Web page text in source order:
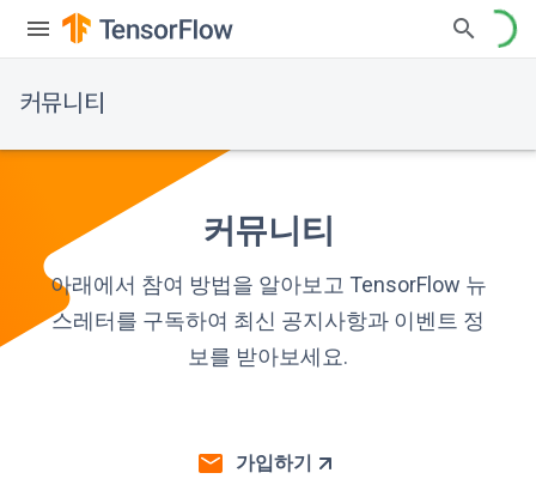
커뮤니티
커뮤니티
아래에서 참여 방법을 알아보고 TensorFlow 뉴
스레터를 구독하여 최신 공지사항과 이벤트 정
보를 받아보세요.
가입하기